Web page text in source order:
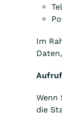
Im
Wenn
die